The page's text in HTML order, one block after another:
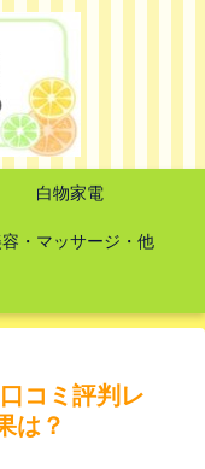
白物家電
容・マッサージ・他
コミ評判レ
は？